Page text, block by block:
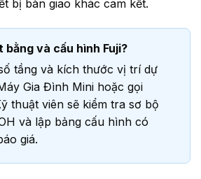
bị bàn giao khác cam kết.
bằng và cấu hình Fuji?
tầng và kích thước vị trí dự
Gia Đình Mini hoặc gọi
thuật viên sẽ kiểm tra sơ bộ
và lập bảng cấu hình có
giá.